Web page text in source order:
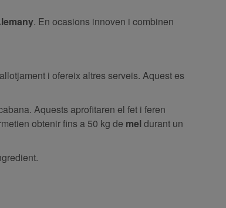
. En ocasions innoven i combinen
i ofereix altres serveis. Aquest es
Aquests aprofitaren el fet i feren
obtenir fins a 50 kg de meldurant un